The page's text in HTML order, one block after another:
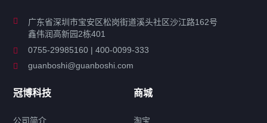
工业超声波清洗设备
特种超声波洗净产品
超声波配件
广东省深圳市宝安区松岗街道溪头社区沙江路162号
鑫伟润高新园2栋401
0755-29985160 | 400-0099-333
guanboshi@guanboshi.com
冠博科技
公司简介
商城
淘宝